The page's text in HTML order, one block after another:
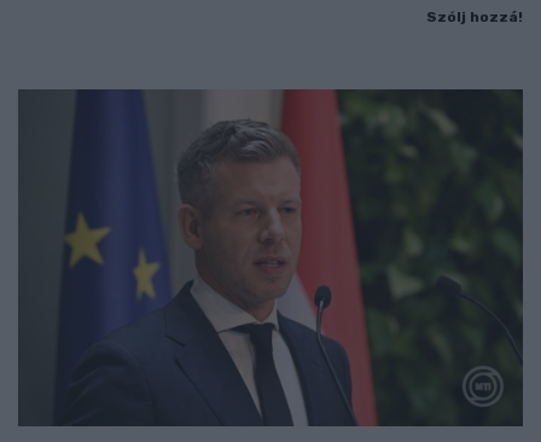
Szólj hozzá!